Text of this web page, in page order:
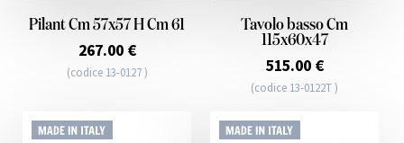
Pilant Cm 57x57 H Cm 61
267.00 €
(codice 13-0127 )
Tavolo basso Cm
115x60x47
515.00 €
(codice 13-0122T )